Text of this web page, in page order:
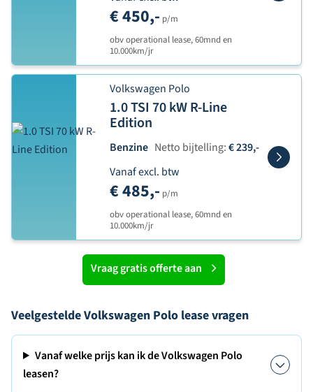
€ 450,- p/m
obv operational lease, 60mnd en
10.000km/jr
Volkswagen Polo
1.0 TSI 70 kW R-Line
Edition
Benzine Netto bijtelling:€ 239,-
Vanaf excl. btw
€ 485,- p/m
obv operational lease, 60mnd en
10.000km/jr
Vraag gratis offerte aan
Veelgestelde Volkswagen Polo lease vragen
Vanaf welke prijs kan ik de Volkswagen Polo
leasen?